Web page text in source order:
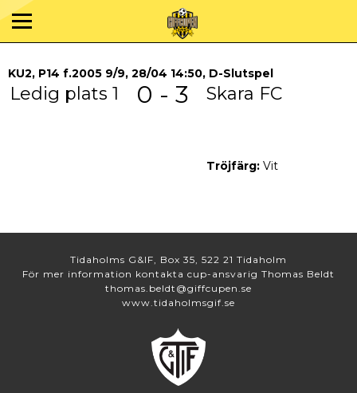
KU2, P14 f.2005 9/9, 28/04 14:50, D-Slutspel
Ledig plats 1 0 - 3 Skara FC
Tröjfärg: Vit
Tidaholms G&IF, Box 35, 522 21 Tidaholm
För mer information kontakta cup-ansvarig Thomas Beldt
thomas.beldt@giffcupen.se
www.tidaholmsgif.se